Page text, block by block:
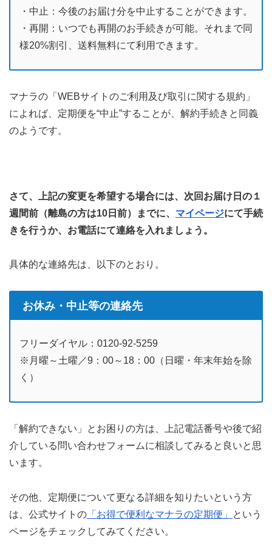
・中止：今後のお届け分を中止することができます。
・再開：いつでも再開のお手続きが可能。それまで同
様20%割引、送料無料にて利用できます。
マナラの「WEBサイトのご利用及び取引に関する規約」
によれば、定期便を“中止”することが、解約手続きと同義
のようです。
さて、上記の変更を希望する場合には、次回お届け日の１
週間前（離島の方は10日前）までに、 マイページにて手続
きを行うか、お電話にて連絡を入れましょう。
具体的な連絡先は、以下のとおり。
お休み・中止等の連絡先
フリーダイヤル：0120-92-5259
※月曜～土曜／9：00～18：00（日曜・年末年始を除
く）
「解約できない」とお困りの方は、上記電話番号や後で紹
介している問い合わせフォームに相談してみると良いと思
います。
その他、定期便について更なる詳細を知りたいという方
は、公式サイトの 「お得で便利なマナラの定期便」
という
ページをチェックしてみてください。